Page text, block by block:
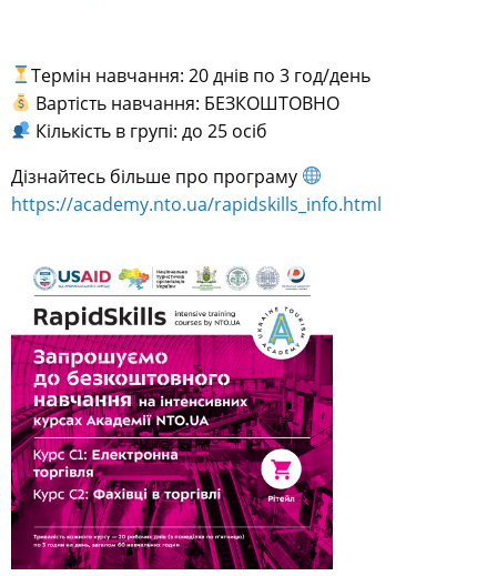
Термін навчання: 20 днів по 3 год/день
Вартість навчання: БЕЗКОШТОВНО
Кількість в групі: до 25 осіб
Дізнайтесь більше про програму
https://academy.nto.ua/rapidskills_info.html